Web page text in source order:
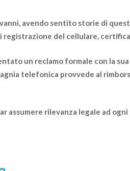
avendo sentito storie di
registrazione del cellulare,
un reclamo formale con la
telefonica provvede al
assumere rilevanza legale ad